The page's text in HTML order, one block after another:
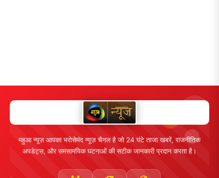
महुआ न्यूज़ आपका भरोसेमंद न्यूज़ चैनल है जो 24 घंटे ताजा खबरें, राजनीतिक
अपडेट्स, और समसामयिक घटनाओं की सटीक जानकारी प्रदान करता है।